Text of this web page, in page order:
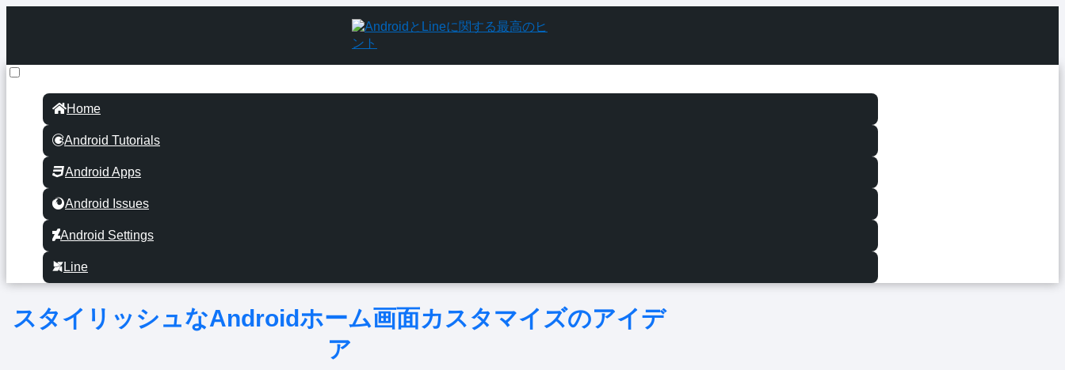
Home
Android Tutorials
Android Apps
Android Issues
Android Settings
Line
スタイリッシュなAndroidホーム画面カスタマイズのアイデ
ア